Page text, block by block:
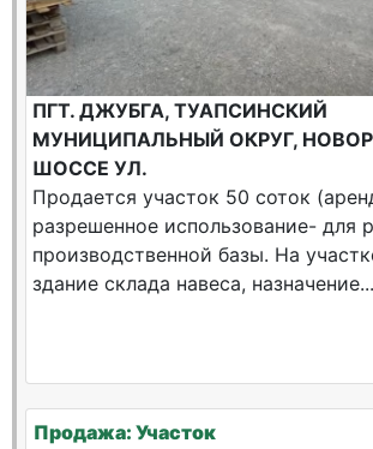
ПГТ. ДЖУБГА, ТУАПСИНСКИЙ
МУНИЦИПАЛЬНЫЙ ОКРУГ,
ШОССЕ УЛ.
Продается участок 50 соток
разрешенное использование- для
производственной базы. На
здание склада навеса, назначение...
Продажа: Участок